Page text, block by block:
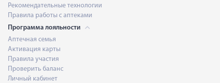
Рекомендательные технологии
Правила работы с аптеками
Программа лояльности
Аптечная семья
Активация карты
Правила участия
Проверить баланс
Личный кабинет